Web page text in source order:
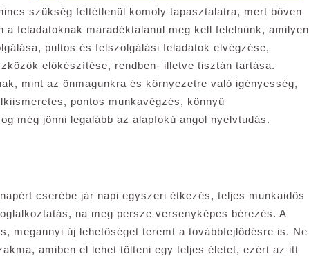
szükség feltétlenül komoly tapasztalatra, mert bőven
a feladatoknak maradéktalanul meg kell felelnünk, amilyen
pultos és felszolgálási feladatok elvégzése,
előkészítése, rendben- illetve tisztán tartása.
mint az önmagunkra és környezetre való igényesség,
pontos munkavégzés, könnyű
még jönni legalább az alapfokú angol nyelvtudás.
cserébe jár napi egyszeri étkezés, teljes munkaidős
na meg persze versenyképes bérezés. A
megannyi új lehetőséget teremt a továbbfejlődésre is. Ne
amiben el lehet tölteni egy teljes életet, ezért az itt